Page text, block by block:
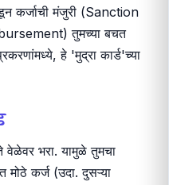
कर्जाची मंजुरी (Sanction
तुमच्या बचत
हे 'मुद्रा कार्ड'च्या
वेळेवर भरा. यामुळे तुमचा
मोठे कर्ज (उदा. दुसऱ्या